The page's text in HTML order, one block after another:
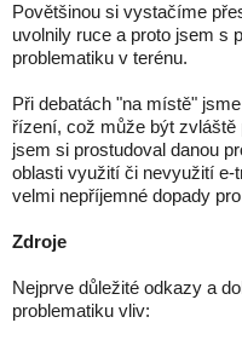
Povětšinou si vystačíme
uvolnily ruce a proto jsem s
problematiku v terénu.
Při debatách "na místě"
řízení, což může být
jsem si prostudoval danou
oblasti využití či nevyužití e-
velmi nepříjemné dopady
Zdroje
Nejprve důležité odkazy a
problematiku vliv: